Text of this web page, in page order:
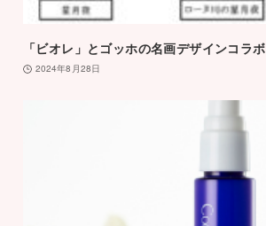
「ビオレ」とゴッホの名画デザインコラボ
2024年8月28日